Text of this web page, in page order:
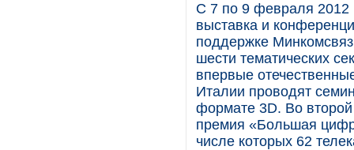
С 7 по 9 февраля 2012
выставка и
поддержке
шести тематических
впервые
Италии проводят
формате 3D. Во
премия «Большая
числе которых 62